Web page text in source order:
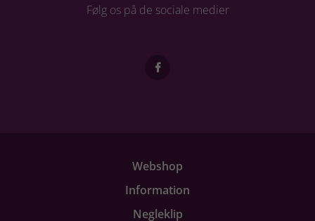
Følg os på de sociale medier
Webshop
Information
Negleklip